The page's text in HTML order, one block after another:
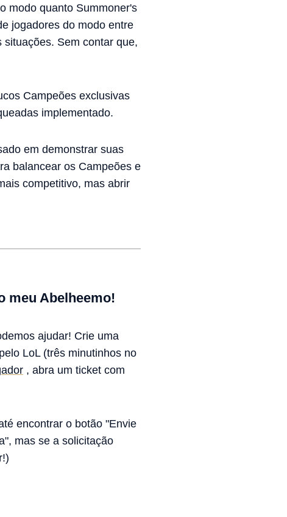
modo quanto Summoner's
jogadores do modo entre
Sem contar que,
Campeões exclusivas
implementado.
em demonstrar suas
balancear os Campeões e
competitivo, mas abrir
meu Abelheemo!
ajudar! Crie uma
LoL (três minutinhos no
, abra um ticket com
encontrar o botão "Envie
mas se a solicitação